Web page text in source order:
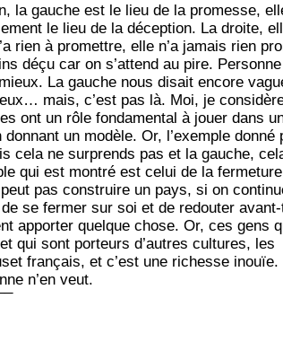
la gauche est le lieu de la pro­messe,
le lieu de la décep­tion. La droite,
rien à pro­mettre, elle n’a jamais rien
déçu car on s’attend au pire.
La gauche nous disait encore
mais, c’est pas là. Moi, je
ont un rôle fon­da­men­tal à jouer dans
un modèle. Or, l’exemple don­né
cela ne sur­prends pas et la gauche,
qui est mon­tré est celui de la fer­me­ture
pas construire un pays, si on
se fer­mer sur soi et de redou­ter
appor­ter quelque chose. Or, ces gens
qui sont por­teurs d’autres cultures, les
fran­çais, et c’est une richesse inouïe.
n’en veut.